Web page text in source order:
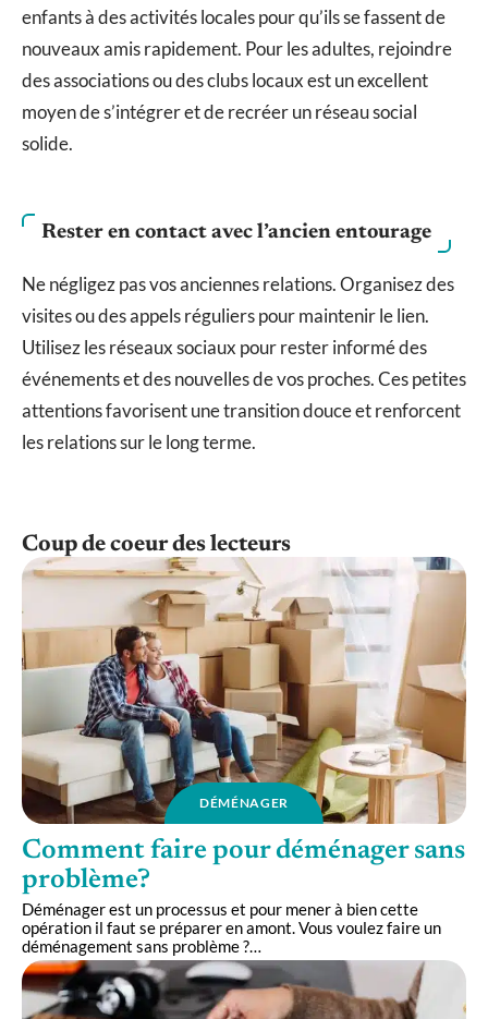
enfants à des activités locales pour qu’ils se fassent de
nouveaux amis rapidement. Pour les adultes, rejoindre
des associations ou des clubs locaux est un excellent
moyen de s’intégrer et de recréer un réseau social
solide.
Rester en contact avec l’ancien entourage
Ne négligez pas vos anciennes relations. Organisez des
visites ou des appels réguliers pour maintenir le lien.
Utilisez les réseaux sociaux pour rester informé des
événements et des nouvelles de vos proches. Ces petites
attentions favorisent une transition douce et renforcent
les relations sur le long terme.
Coup de coeur des lecteurs
DÉMÉNAGER
Comment faire pour déménager sans
problème?
Déménager est un processus et pour mener à bien cette
opération il faut se préparer en amont. Vous voulez faire un
déménagement sans problème ?…